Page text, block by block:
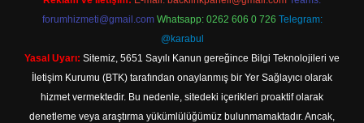
forumhizmeti@gmail.com Whatsapp: 0262 606 0 726 Telegram:
@karabul
Yasal Uyarı: Sitemiz, 5651 Sayılı Kanun gereğince Bilgi Teknolojileri ve
İletişim Kurumu (BTK) tarafından onaylanmış bir Yer Sağlayıcı olarak
hizmet vermektedir. Bu nedenle, sitedeki içerikleri proaktif olarak
denetleme veya araştırma yükümlülüğümüz bulunmamaktadır. Ancak,